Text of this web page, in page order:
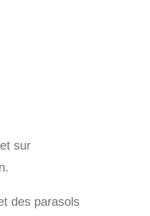
sur
des parasols